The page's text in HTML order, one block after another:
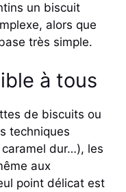
un biscuit
alors que
très simple.
à tous
de biscuits ou
techniques
dur…), les
aux
point délicat est